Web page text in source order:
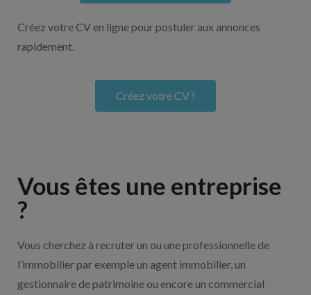
Créez votre CV en ligne pour postuler aux annonces
rapidement.
Créez votre CV !
Vous êtes une entreprise
?
Vous cherchez à recruter un ou une professionnelle de
l’immobilier par exemple un agent immobilier, un
gestionnaire de patrimoine ou encore un commercial